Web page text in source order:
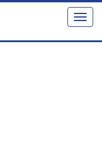
Toggle